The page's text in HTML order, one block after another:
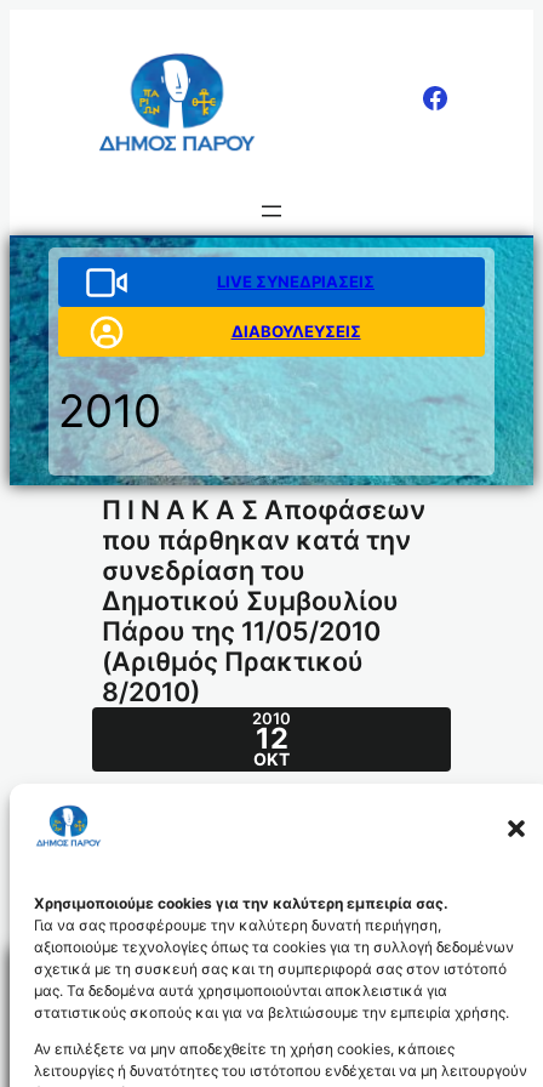
Χρησιμοποιούμε cookies για την καλύτερη εμπειρία σας.
Για να σας προσφέρουμε την καλύτερη δυνατή περιήγηση,
αξιοποιούμε τεχνολογίες όπως τα cookies για τη συλλογή δεδομένων
σχετικά με τη συσκευή σας και τη συμπεριφορά σας στον ιστότοπό
μας. Τα δεδομένα αυτά χρησιμοποιούνται αποκλειστικά για
στατιστικούς σκοπούς και για να βελτιώσουμε την εμπειρία χρήσης.
Αν επιλέξετε να μην αποδεχθείτε τη χρήση cookies, κάποιες
λειτουργίες ή δυνατότητες του ιστότοπου ενδέχεται να μη λειτουργούν
LIVE ΣΥΝΕΔΡΙΑΣΕΙΣ
ΔΙΑΒΟΥΛΕΥΣΕΙΣ
2010
Π Ι Ν Α Κ Α Σ Αποφάσεων
που πάρθηκαν κατά την
συνεδρίαση του
Δημοτικού Συμβουλίου
Πάρου της 11/05/2010
(Αριθμός Πρακτικού
8/2010)
2010
12
ΟΚΤ
(Αριθμός Πρακτικού 8/2010)